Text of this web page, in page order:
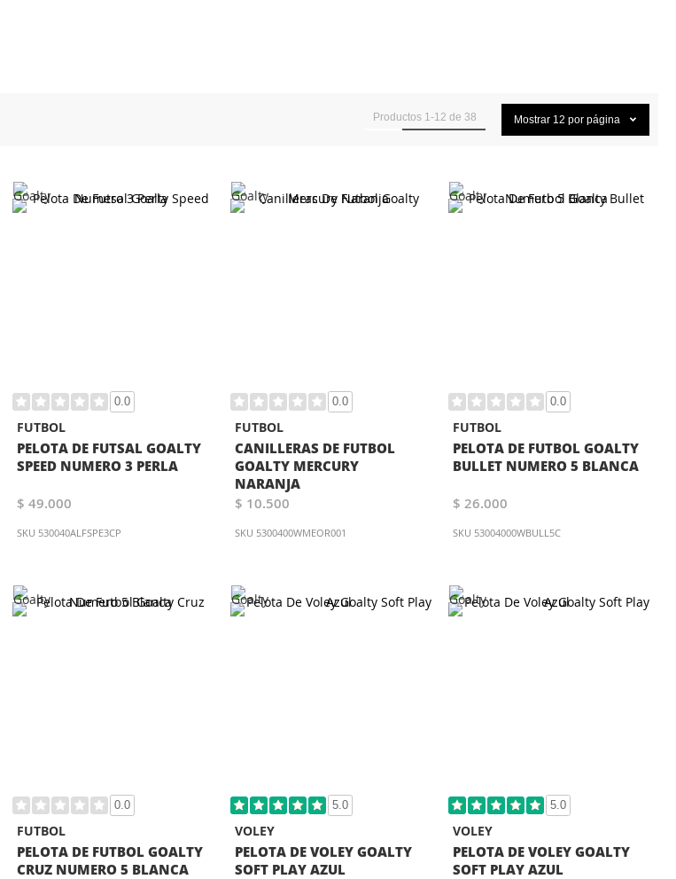
Productos 1 -12 de 38 Mostrar 12 por página
0.0
FUTBOL
PELOTA DE FUTSAL GOALTY
SPEED NUMERO 3 PERLA
$ 49.000
SKU 530040ALFSPE3CP
0.0
FUTBOL
CANILLERAS DE FUTBOL
GOALTY MERCURY
NARANJA
$ 10.500
SKU 5300400WMEOR001
0.0
FUTBOL
PELOTA DE FUTBOL GOALTY
BULLET NUMERO 5 BLANCA
$ 26.000
SKU 53004000WBULL5C
0.0
FUTBOL
PELOTA DE FUTBOL GOALTY
CRUZ NUMERO 5 BLANCA
5.0
VOLEY
PELOTA DE VOLEY GOALTY
SOFT PLAY AZUL
5.0
VOLEY
PELOTA DE VOLEY GOALTY
SOFT PLAY AZUL